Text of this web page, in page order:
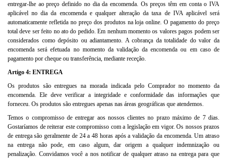
entregar-lhe ao preço definido no dia da encomenda. Os preços têm em conta o IVA
aplicável no dia da encomenda e qualquer alteração da taxa de IVA aplicável será
automaticamente refletida no preço dos produtos na loja online. O pagamento do preço
total deve ser feito no ato do pedido. Em nenhum momento os valores pagos podem ser
considerados como depósito ou adiantamento. A cobrança da totalidade do valor da
encomenda será efetuada no momento da validação da encomenda ou em caso de
pagamento por cheque ou transferência, mediante receção.
Artigo 4: ENTREGA
Os produtos são entregues na morada indicada pelo Comprador no momento da
encomenda. Ele deve verificar a integridade e conformidade das informações que
forneceu. Os produtos são entregues apenas nas áreas geográficas que atendemos.
Temos o compromisso de entregar aos nossos clientes no prazo máximo de 7 dias.
Gostaríamos de reiterar este compromisso com a legislação em vigor. Os nossos prazos
de entrega são geralmente de 24 a 48 horas após a validação da encomenda. Um atraso
na entrega não pode, em caso algum, dar origem a qualquer indemnização ou
penalização. Convidamos você a nos notificar de qualquer atraso na entrega para que